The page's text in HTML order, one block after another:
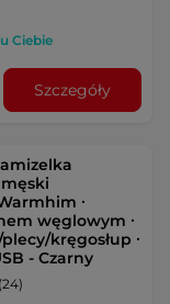
Ciebie
Szczegóły
∙
węglowym ∙
kręgosłup ∙
- Czarny
(24)